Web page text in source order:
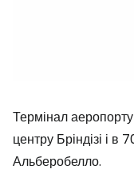
Термінал
центру Бріндізі і в
Альберобелло.